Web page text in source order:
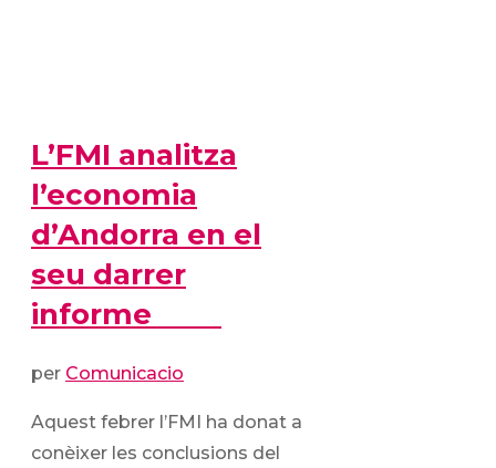
L’FMI analitza
l’economia
d’Andorra en el
seu darrer
informe
per Comunicacio
Aquest febrer l’FMI ha donat a
conèixer les conclusions del